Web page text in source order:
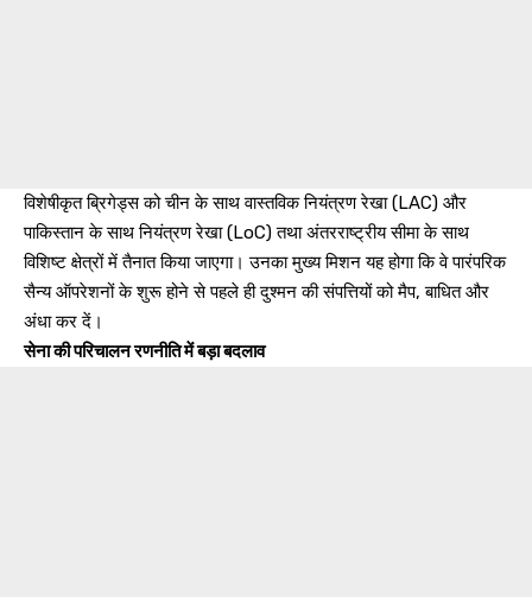
विशेषीकृत ब्रिगेड्स को चीन के साथ वास्तविक नियंत्रण रेखा (LAC) और
पाकिस्तान के साथ नियंत्रण रेखा (LoC) तथा अंतरराष्ट्रीय सीमा के साथ
विशिष्ट क्षेत्रों में तैनात किया जाएगा। उनका मुख्य मिशन यह होगा कि वे पारंपरिक
सैन्य ऑपरेशनों के शुरू होने से पहले ही दुश्मन की संपत्तियों को मैप, बाधित और
अंधा कर दें।
सेना की परिचालन रणनीति में बड़ा बदलाव